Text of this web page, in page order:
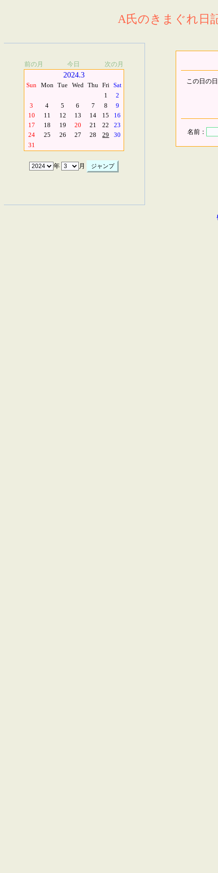
A氏のきまぐれ日
前の月 今日 次の月
2024.3
Sun Mon Tue Wed Thu Fri Sat
1
2
3
4 5 6 7 8
9
10
11 12 13 14 15
16
17
18 19 20 21 22
23
24
25 26 27 28 29
30
31
年 月
この日の
名前：